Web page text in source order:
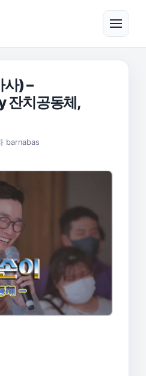
메뉴
사) –
잔치공동체,
11월 17일
barnabas